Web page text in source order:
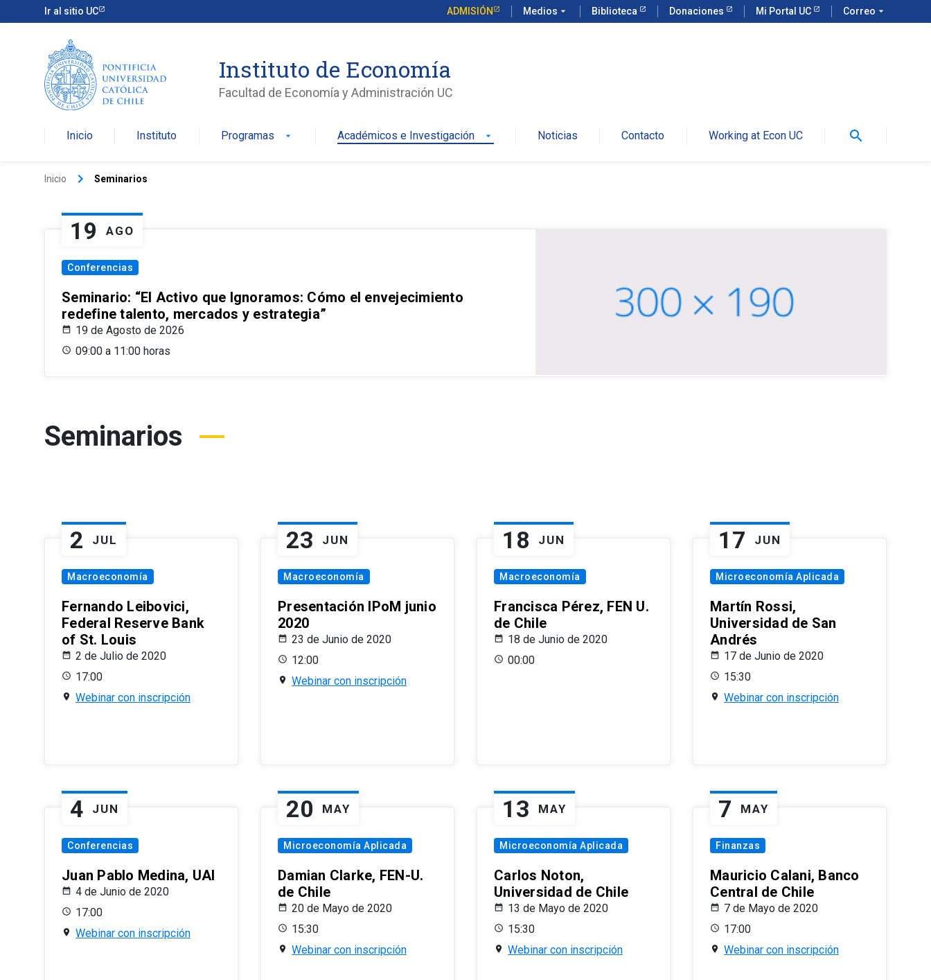
Ir al sitio UC ADMISIÓN Medios arrow_drop_down Biblioteca Donaciones Mi Portal UC Correo arrow_drop_down
Instituto de Economía
Facultad de Economía y Administración UC
Inicio Instituto Programas arrow_drop_down Académicos e Investigación arrow_drop_down Noticias Contacto Working at Econ UC search
Inicio keyboard_arrow_right Seminarios
19 AGO
Conferencias
Seminario: “El Activo que Ignoramos: Cómo el envejecimiento
redefine talento, mercados y estrategia”
19 de Agosto de 2026
09:00 a 11:00 horas
Seminarios
2 JUL
Macroeconomía
Fernando Leibovici,
Federal Reserve Bank
of St. Louis
2 de Julio de 2020
17:00
Webinar con inscripción
23 JUN
Macroeconomía
Presentación IPoM junio
2020
23 de Junio de 2020
12:00
Webinar con inscripción
18 JUN
Macroeconomía
Francisca Pérez, FEN U.
de Chile
18 de Junio de 2020
00:00
17 JUN
Microeconomía Aplicada
Martín Rossi,
Universidad de San
Andrés
17 de Junio de 2020
15:30
Webinar con inscripción
4 JUN
Conferencias
Juan Pablo Medina, UAI
4 de Junio de 2020
17:00
Webinar con inscripción
20 MAY
Microeconomía Aplicada
Damian Clarke, FEN-U.
de Chile
20 de Mayo de 2020
15:30
Webinar con inscripción
13 MAY
Microeconomía Aplicada
Carlos Noton,
Universidad de Chile
13 de Mayo de 2020
15:30
Webinar con inscripción
7 MAY
Finanzas
Mauricio Calani, Banco
Central de Chile
7 de Mayo de 2020
17:00
Webinar con inscripción